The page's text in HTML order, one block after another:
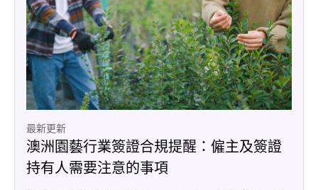
最新更新
澳洲園藝行業簽證合規提醒：僱主及簽證
持有人需要注意的事項